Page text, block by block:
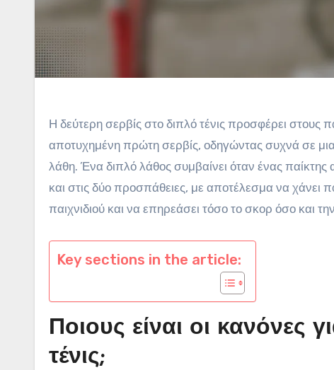
Η δεύτερη σερβίς στο διπλό τένις προσφέρει στους
αποτυχημένη πρώτη σερβίς, οδηγώντας συχνά σε
λάθη. Ένα διπλό λάθος συμβαίνει όταν ένας
και στις δύο προσπάθειες, με αποτέλεσμα να χάνει
παιχνιδιού και να επηρεάσει τόσο το σκορ όσο και
Key sections in the article:
Ποιους είναι οι κανόνες
τένις;